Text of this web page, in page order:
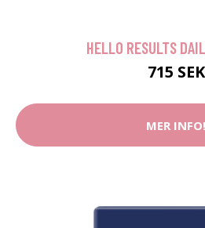
HELLO RESULTS
715 SEK
MER INFO!